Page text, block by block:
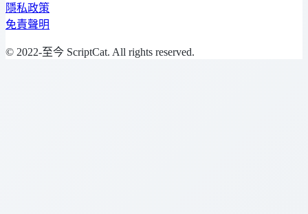
隱私政策
免責聲明
© 2022-至今 ScriptCat. All rights reserved.